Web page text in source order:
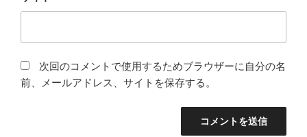
次回のコメントで使用するためブラウザーに自分の名
前、メールアドレス、サイトを保存する。